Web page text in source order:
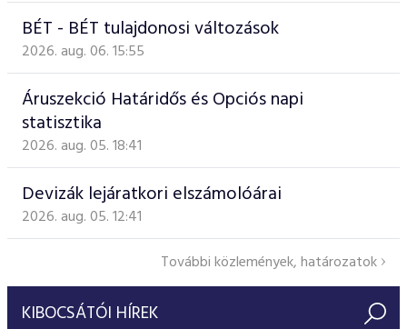
BÉT - BÉT tulajdonosi változások
2026. aug. 06. 15:55
Áruszekció Határidős és Opciós napi
statisztika
2026. aug. 05. 18:41
Devizák lejáratkori elszámolóárai
2026. aug. 05. 12:41
További közlemények, határozatok
KIBOCSÁTÓI HÍREK